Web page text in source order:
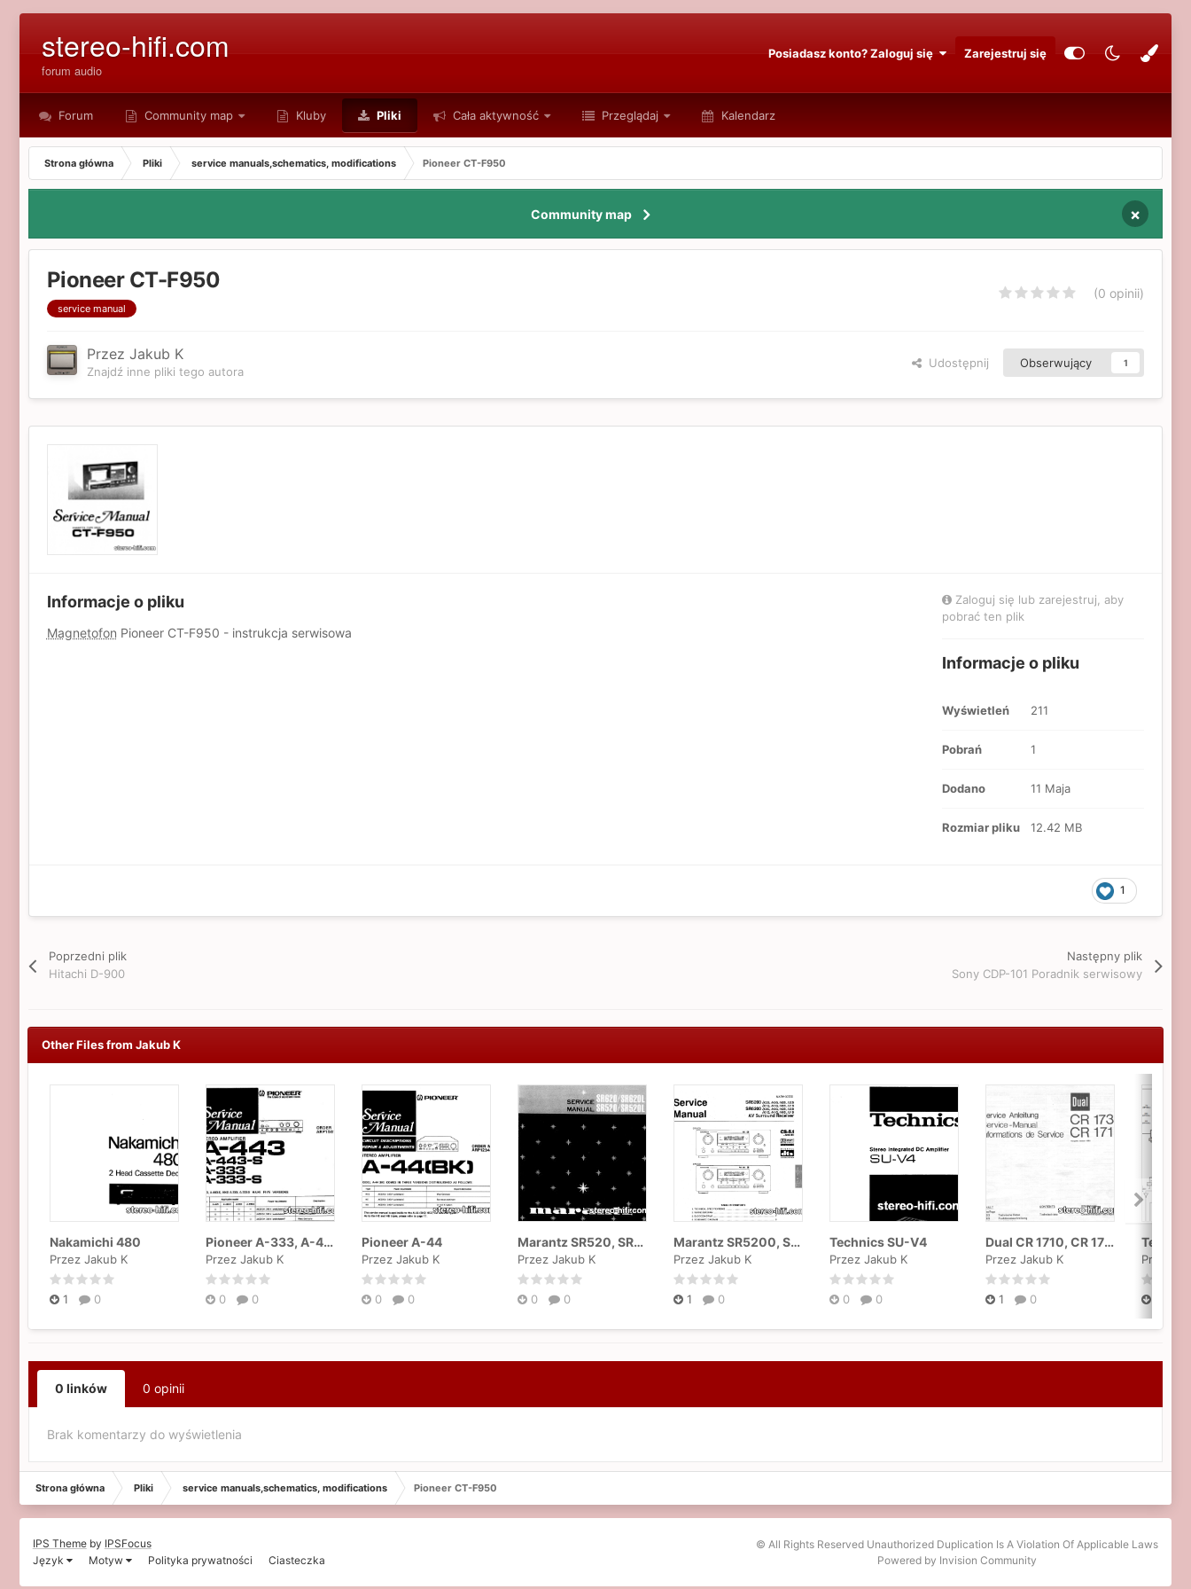
stereo-hifi.com
forum audio
Posiadasz konto? Zaloguj się Zarejestruj się
Forum Community map Kluby Pliki Cała aktywność Przeglądaj Kalendarz
Strona główna Pliki service manuals,schematics, modifications Pioneer CT-F950
Community map ×
Pioneer CT-F950
service manual
(0 opinii)
Przez Jakub K
Znajdź inne pliki tego autora
Udostępnij Obserwujący 1
Informacje o pliku
Magnetofon Pioneer CT-F950 - instrukcja serwisowa
Zaloguj się lub zarejestruj, aby
pobrać ten plik
Informacje o pliku
Wyświetleń 211
Pobrań 1
Dodano 11 Maja
Rozmiar pliku 12.42 MB
1
Poprzedni plik
Hitachi D-900
Następny plik
Sony CDP-101 Poradnik serwisowy
Other Files from Jakub K
Nakamichi 480
Przez Jakub K
1 0
Pioneer A-333, A-443
Przez Jakub K
0 0
Pioneer A-44
Przez Jakub K
0 0
Marantz SR520, SR620
Przez Jakub K
0 0
Marantz SR5200, SR6200
Przez Jakub K
1 0
Technics SU-V4
Przez Jakub K
0 0
Dual CR 1710, CR 1730
Przez Jakub K
1 0
Przez
1
0 linków 0 opinii
Brak komentarzy do wyświetlenia
Strona główna Pliki service manuals,schematics, modifications Pioneer CT-F950
IPS Themeby IPSFocus
Język
Motyw Polityka prywatności Ciasteczka
© All Rights Reserved Unauthorized Duplication Is A Violation Of Applicable Laws
Powered by Invision Community